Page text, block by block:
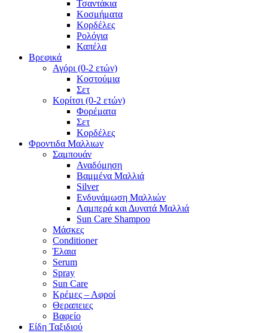
Τσαντάκια
Κοσμήματα
Κορδέλες
Ρολόγια
Καπέλα
Βρεφικά
Αγόρι (0-2 ετών)
Κοστούμια
Σετ
Κορίτσι (0-2 ετών)
Φορέματα
Σετ
Κορδέλες
Φροντιδα Μαλλιων
Σαμπουάν
Αναδόμηση
Βαμμένα Μαλλιά
Silver
Ενδυνάμωση Μαλλιών
Λαμπερά και Δυνατά Μαλλιά
Sun Care Shampoo
Μάσκες
Conditioner
Έλαια
Serum
Spray
Sun Care
Κρέμες – Αφροί
Θεραπειες
Βαφείο
Είδη Ταξιδιού